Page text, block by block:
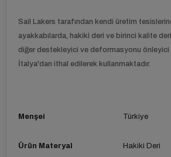
Sail Lakers tarafından kendi üretim
ayakkabılarda, hakiki deri ve birinci kalite
diğer destekleyici ve deformasyonu önleyici
İtalya'dan ithal edilerek kullanmaktadır.
Menşei Türkiye
Ürün Materyal Hakiki Deri